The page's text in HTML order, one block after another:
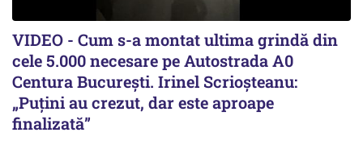
VIDEO - Cum s-a montat ultima grindă din
cele 5.000 necesare pe Autostrada A0
Centura București. Irinel Scrioșteanu:
„Puțini au crezut, dar este aproape
finalizată”